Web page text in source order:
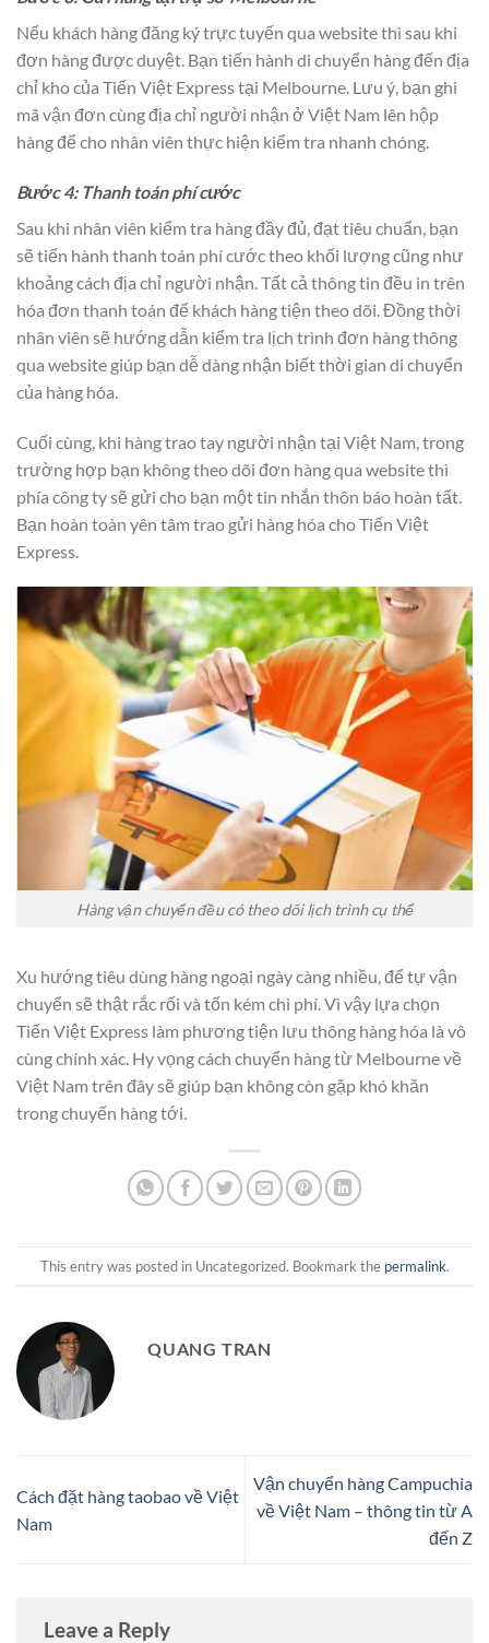
Nếu khách hàng đăng ký trực tuyến qua website thì sau khi
đơn hàng được duyệt. Bạn tiến hành di chuyển hàng đến địa
chỉ kho của Tiến Việt Express tại Melbourne. Lưu ý, bạn ghi
mã vận đơn cùng địa chỉ người nhận ở Việt Nam lên hộp
hàng để cho nhân viên thực hiện kiểm tra nhanh chóng.
Bước 4: Thanh toán phí cước
Sau khi nhân viên kiểm tra hàng đầy đủ, đạt tiêu chuẩn, bạn
sẽ tiến hành thanh toán phí cước theo khối lượng cũng như
khoảng cách địa chỉ người nhận. Tất cả thông tin đều in trên
hóa đơn thanh toán để khách hàng tiện theo dõi. Đồng thời
nhân viên sẽ hướng dẫn kiểm tra lịch trình đơn hàng thông
qua website giúp bạn dễ dàng nhận biết thời gian di chuyển
của hàng hóa.
Cuối cùng, khi hàng trao tay người nhận tại Việt Nam, trong
trường hợp bạn không theo dõi đơn hàng qua website thì
phía công ty sẽ gửi cho bạn một tin nhắn thôn báo hoàn tất.
Bạn hoàn toàn yên tâm trao gửi hàng hóa cho Tiến Việt
Express.
Hàng vận chuyển đều có theo dõi lịch trình cụ thể
Xu hướng tiêu dùng hàng ngoại ngày càng nhiều, để tự vận
chuyển sẽ thật rắc rối và tốn kém chi phí. Vì vậy lựa chọn
Tiến Việt Express làm phương tiện lưu thông hàng hóa là vô
cùng chính xác. Hy vọng cách chuyển hàng từ Melbourne về
Việt Nam trên đây sẽ giúp bạn không còn gặp khó khăn
trong chuyến hàng tới.
This entry was posted in Uncategorized. Bookmark the permalink.
QUANG TRAN
Cách đặt hàng taobao về Việt
Nam
Vận chuyển hàng Campuchia
về Việt Nam – thông tin từ A
đến Z
Leave a Reply